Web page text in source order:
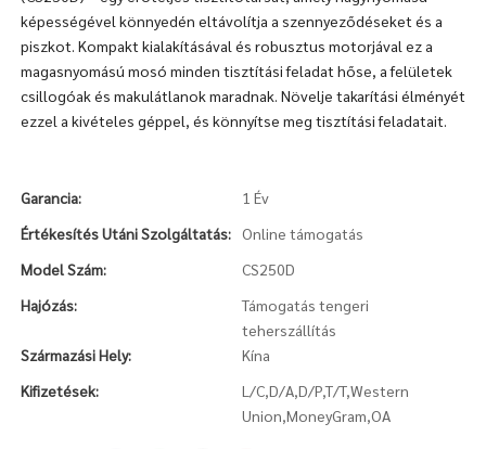
képességével könnyedén eltávolítja a szennyeződéseket és a
piszkot. Kompakt kialakításával és robusztus motorjával ez a
magasnyomású mosó minden tisztítási feladat hőse, a felületek
csillogóak és makulátlanok maradnak. Növelje takarítási élményét
ezzel a kivételes géppel, és könnyítse meg tisztítási feladatait.
Garancia:
1 Év
Értékesítés Utáni Szolgáltatás:
Online támogatás
Model Szám:
CS250D
Hajózás:
Támogatás tengeri
teherszállítás
Származási Hely:
Kína
Kifizetések:
L/C,D/A,D/P,T/T,Western
Union,MoneyGram,OA